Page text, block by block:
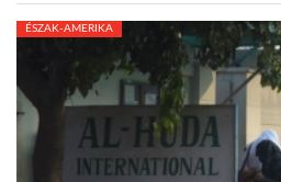
ÉSZAK-AMERIKA